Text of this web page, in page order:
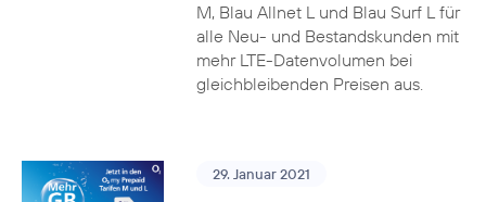
M, Blau Allnet L und Blau Surf L für
alle Neu- und Bestandskunden mit
mehr LTE-Datenvolumen bei
gleichbleibenden Preisen aus.
29. Januar 2021